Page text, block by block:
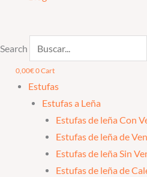
Search
0,00€0Cart
Estufas
Estufas a Leña
Estufas de leña Con
Estufas de leña de
Estufas de leña Sin
Estufas de leña de